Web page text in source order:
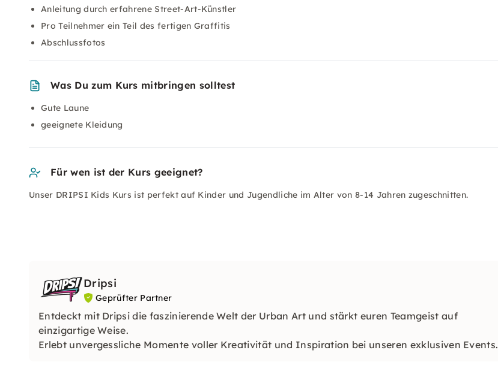
Anleitung durch erfahrene Street-Art-Künstler
Pro Teilnehmer ein Teil des fertigen Graffitis
Abschlussfotos
Was Du zum Kurs mitbringen solltest
Gute Laune
geeignete Kleidung
Für wen ist der Kurs geeignet?
Unser DRIPSI Kids Kurs ist perfekt auf Kinder und Jugendliche im Alter von 8-14 Jahren zugeschnitten.
Dripsi
Geprüfter Partner
Entdeckt mit Dripsi die faszinierende Welt der Urban Art und stärkt euren Teamgeist auf
einzigartige Weise.
Erlebt unvergessliche Momente voller Kreativität und Inspiration bei unseren exklusiven Events.